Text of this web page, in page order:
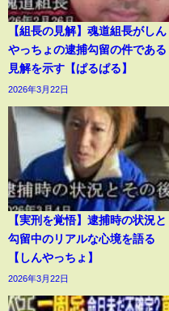
【組長の見解】魂道組長がしん
やっちょの逮捕勾留の件である
見解を示す【ぱるぱる】
2026年3月22日
【実刑を覚悟】逮捕時の状況と
勾留中のリアルな心境を語る
【しんやっちょ】
2026年3月22日